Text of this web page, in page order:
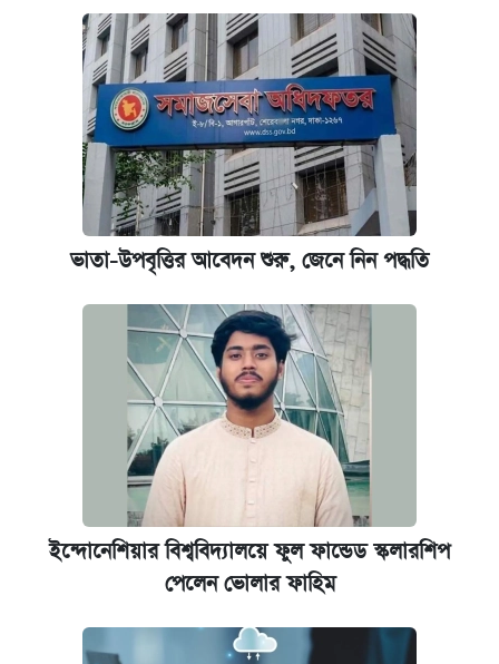
আজকের বাজারে স্বর্ণ-রুপার দাম (৫ আগস্ট)
ভাতা-উপবৃত্তির আবেদন শুরু, জেনে নিন পদ্ধতি
ইন্দোনেশিয়ার বিশ্ববিদ্যালয়ে ফুল ফান্ডেড স্কলারশিপ
পেলেন ভোলার ফাহিম